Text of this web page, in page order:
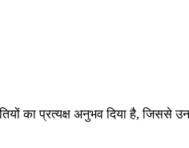
का प्रत्यक्ष अनुभव दिया है,